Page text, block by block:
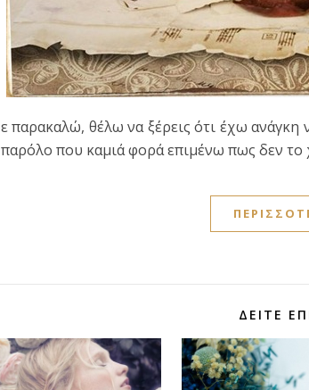
ε παρακαλώ, θέλω να ξέρεις ότι έχω
παρόλο που καμιά φορά επιμένω πως δεν το
ΔΕΊΤΕ